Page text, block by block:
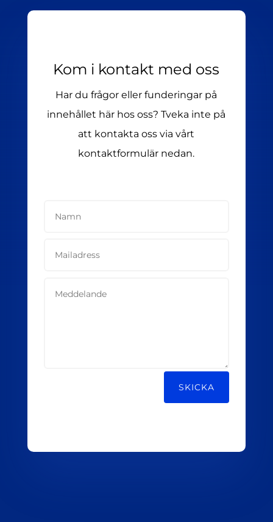
Kom i kontakt med oss
Har du frågor eller funderingar på
innehållet här hos oss? Tveka inte på
att kontakta oss via vårt
kontaktformulär nedan.
SKICKA